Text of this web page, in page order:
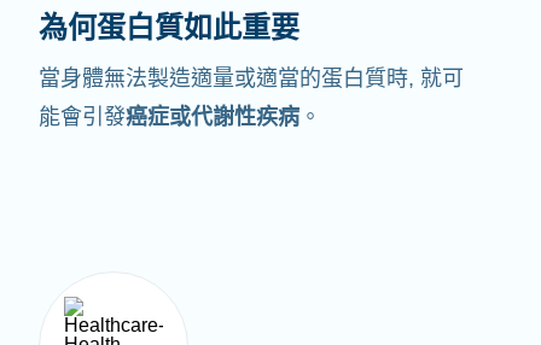
為何蛋白質如此重要
當身體無法製造適量或適當的蛋白質時, 就可
能會引發癌症或代謝性疾病 。